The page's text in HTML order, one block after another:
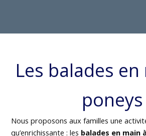
Les balades en
poneys
Nous proposons aux familles une
qu’enrichissante : les balades en main